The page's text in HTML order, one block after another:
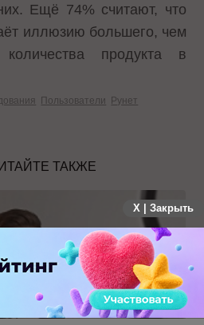
Ещё 74% считают, что
иллюзию большего, чем
продукта в
Пользователи Рунет
ТАКЖЕ
X | Закрыть